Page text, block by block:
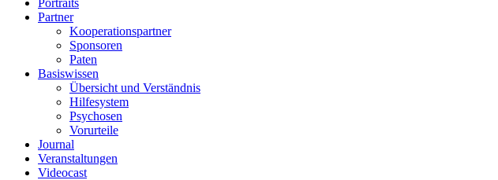
Portraits
Partner
Kooperationspartner
Sponsoren
Paten
Basiswissen
Übersicht und Verständnis
Hilfesystem
Psychosen
Vorurteile
Journal
Veranstaltungen
Videocast